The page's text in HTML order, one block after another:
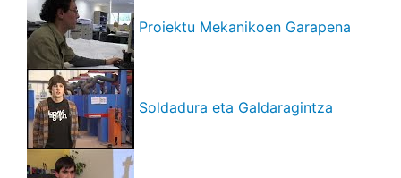
Proiektu Mekanikoen Garapena
Soldadura eta Galdaragintza